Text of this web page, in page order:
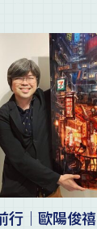
行｜歐陽俊禧